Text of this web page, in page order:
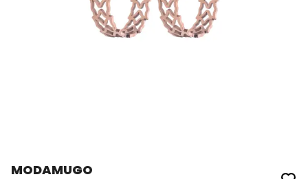
MODAMUGO